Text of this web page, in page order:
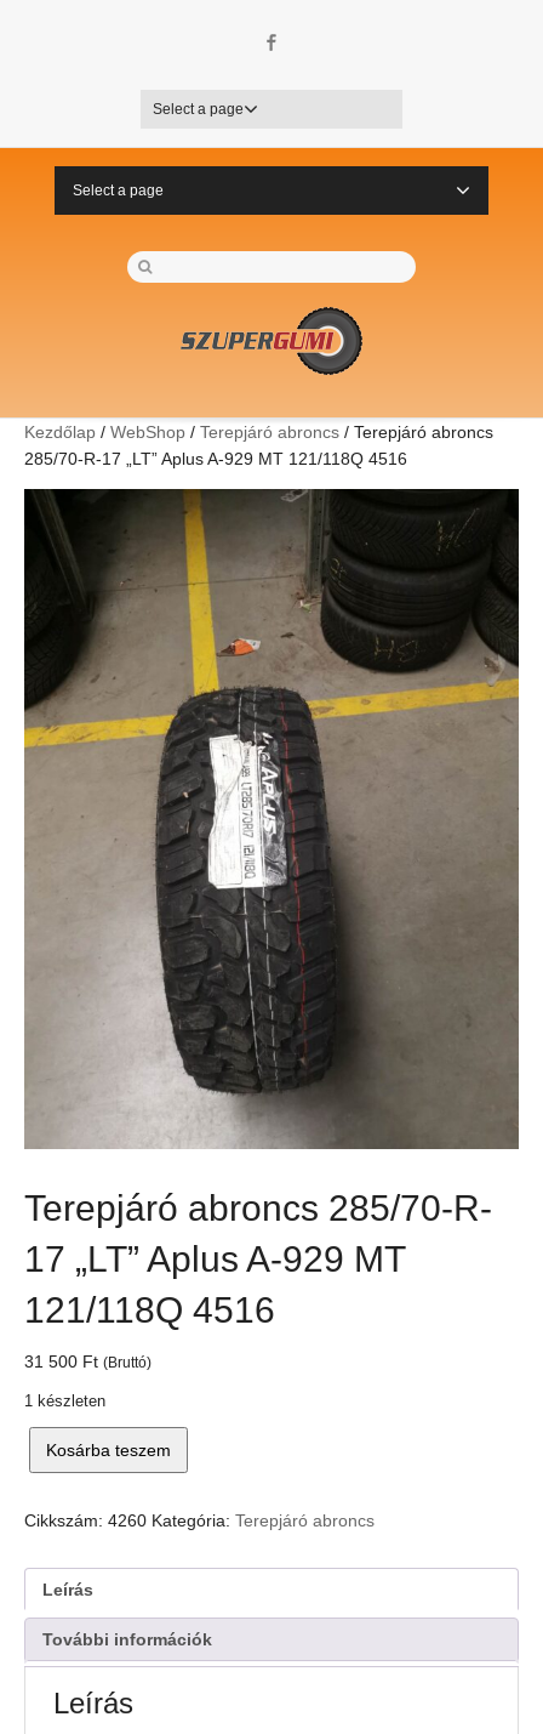
Select a page
Select a page
Kezdőlap / WebShop / Terepjáró abroncs / Terepjáró abroncs
285/70-R-17 „LT” Aplus A-929 MT 121/118Q 4516
Terepjáró abroncs 285/70-R-
17 „LT” Aplus A-929 MT
121/118Q 4516
31 500 Ft (Bruttó)
1 készleten
abroncs
R-
Aplus
A-
929
MT
Kosárba teszem
Cikkszám: 4260 Kategória: Terepjáró abroncs
Leírás
További információk
Leírás